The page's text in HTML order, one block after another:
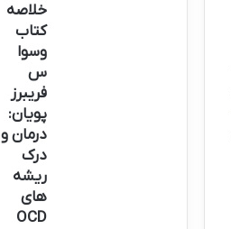
خلاصه
کتاب
وسوا
س
فریبرز
پویان:
درمان و
درک
ریشه
های
OCD